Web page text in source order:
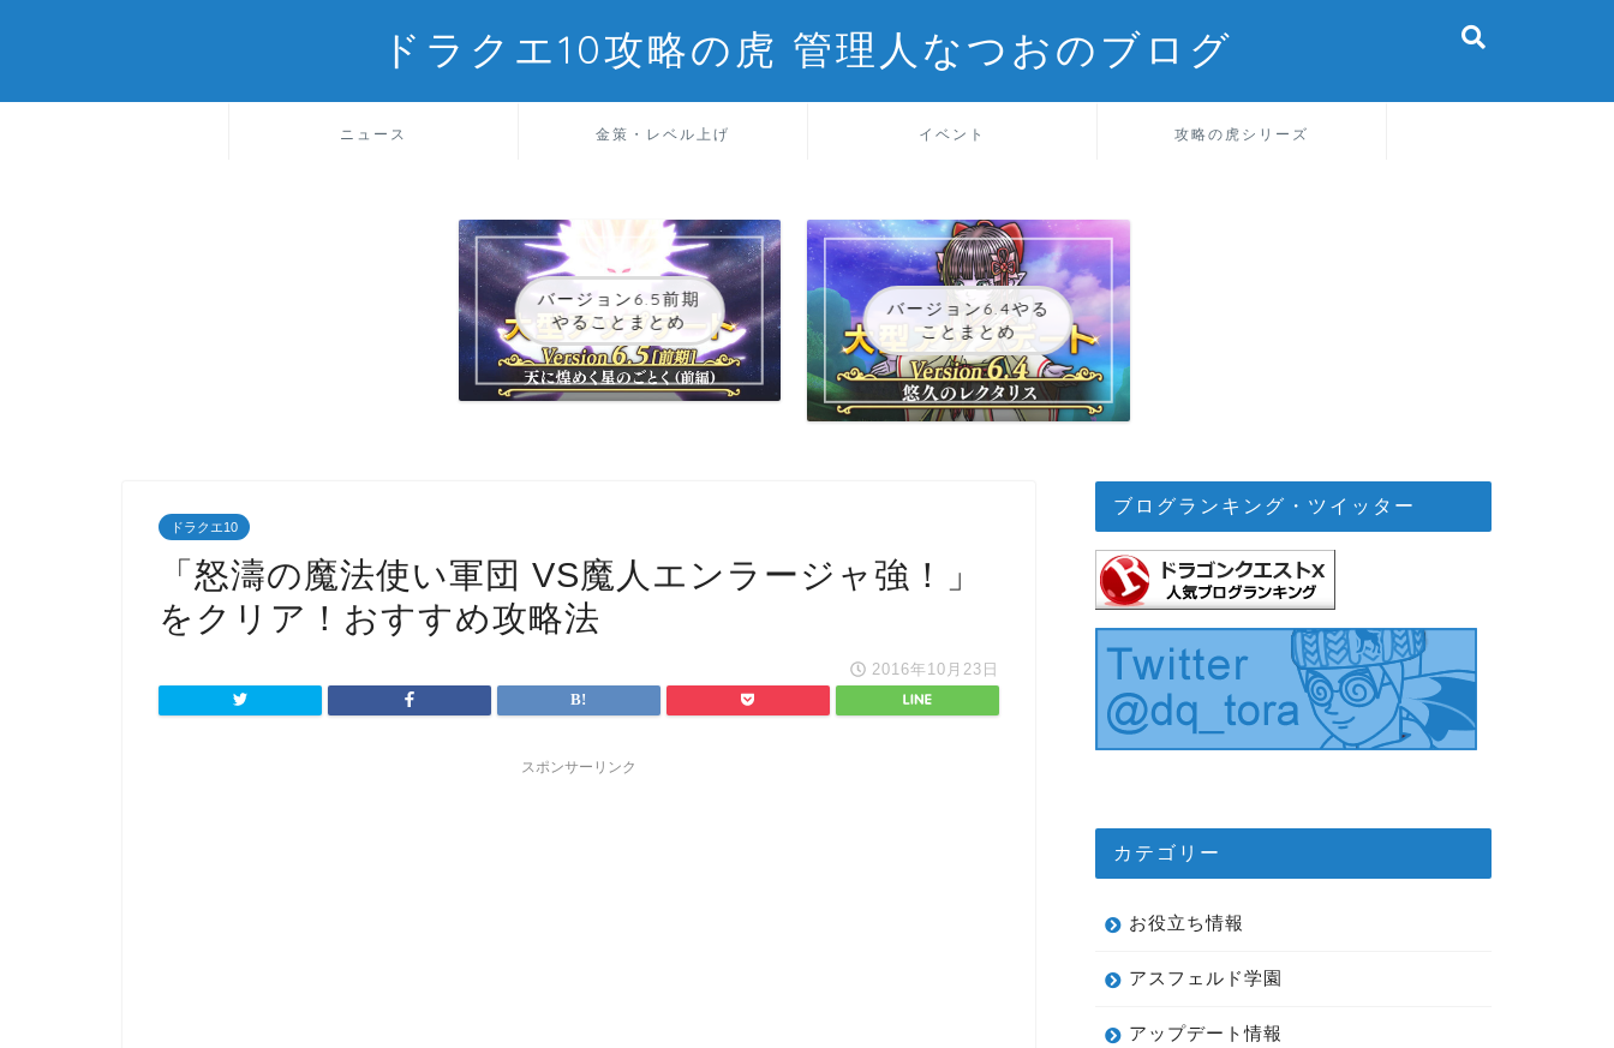
ドラクエ10攻略の虎 管理人なつおのブログ
ニュース 金策・レベル上げ イベント 攻略の虎シリーズ
バージョン6.5前期
やることまとめ
バージョン6.4やる
ことまとめ
ドラクエ10
「怒濤の魔法使い軍団 VS魔人エンラージャ強！」
をクリア！おすすめ攻略法
2016年10月23日
スポンサーリンク
ブログランキング・ツイッター
カテゴリー
お役立ち情報
アスフェルド学園
アップデート情報